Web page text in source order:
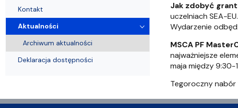
Jak zdobyć
uczelniach SEA-
Wydarzenie
MSCA PF
najważniejsze
maja między 9:30-
Tegoroczny nabór
Kontakt
Aktualności
Archiwum aktualności
Deklaracja dostępności